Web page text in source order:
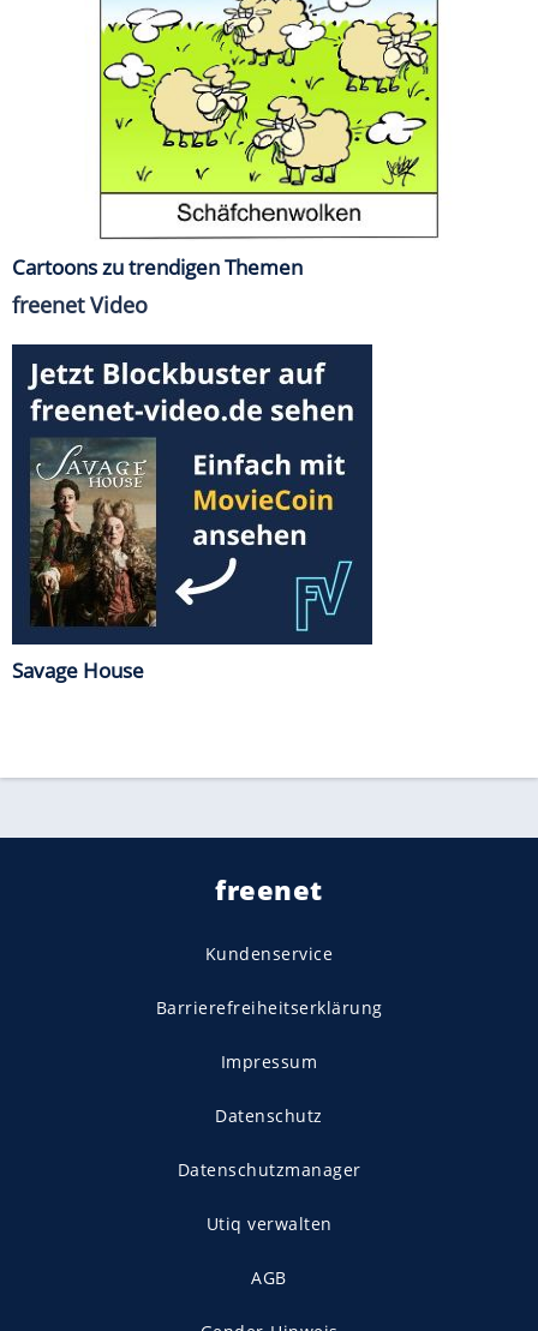
Cartoons zu trendigen Themen
freenet Video
Savage House
freenet
Kundenservice
Barrierefreiheitserklärung
Impressum
Datenschutz
Datenschutzmanager
Utiq verwalten
AGB